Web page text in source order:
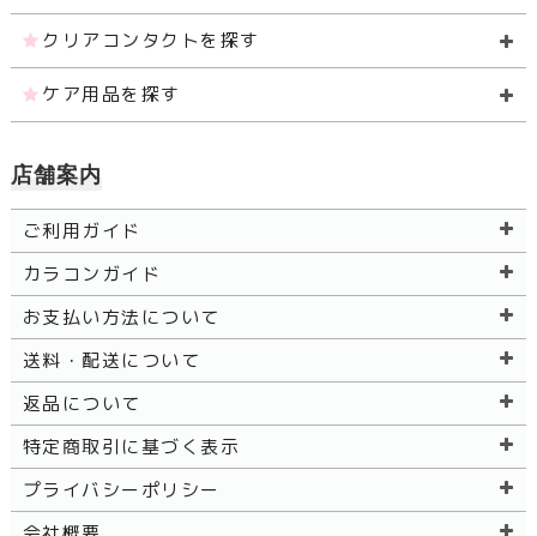
クリアコンタクトを探す
ケア用品を探す
店舗案内
ご利用ガイド
カラコンガイド
お支払い方法について
送料・配送について
返品について
特定商取引に基づく表示
プライバシーポリシー